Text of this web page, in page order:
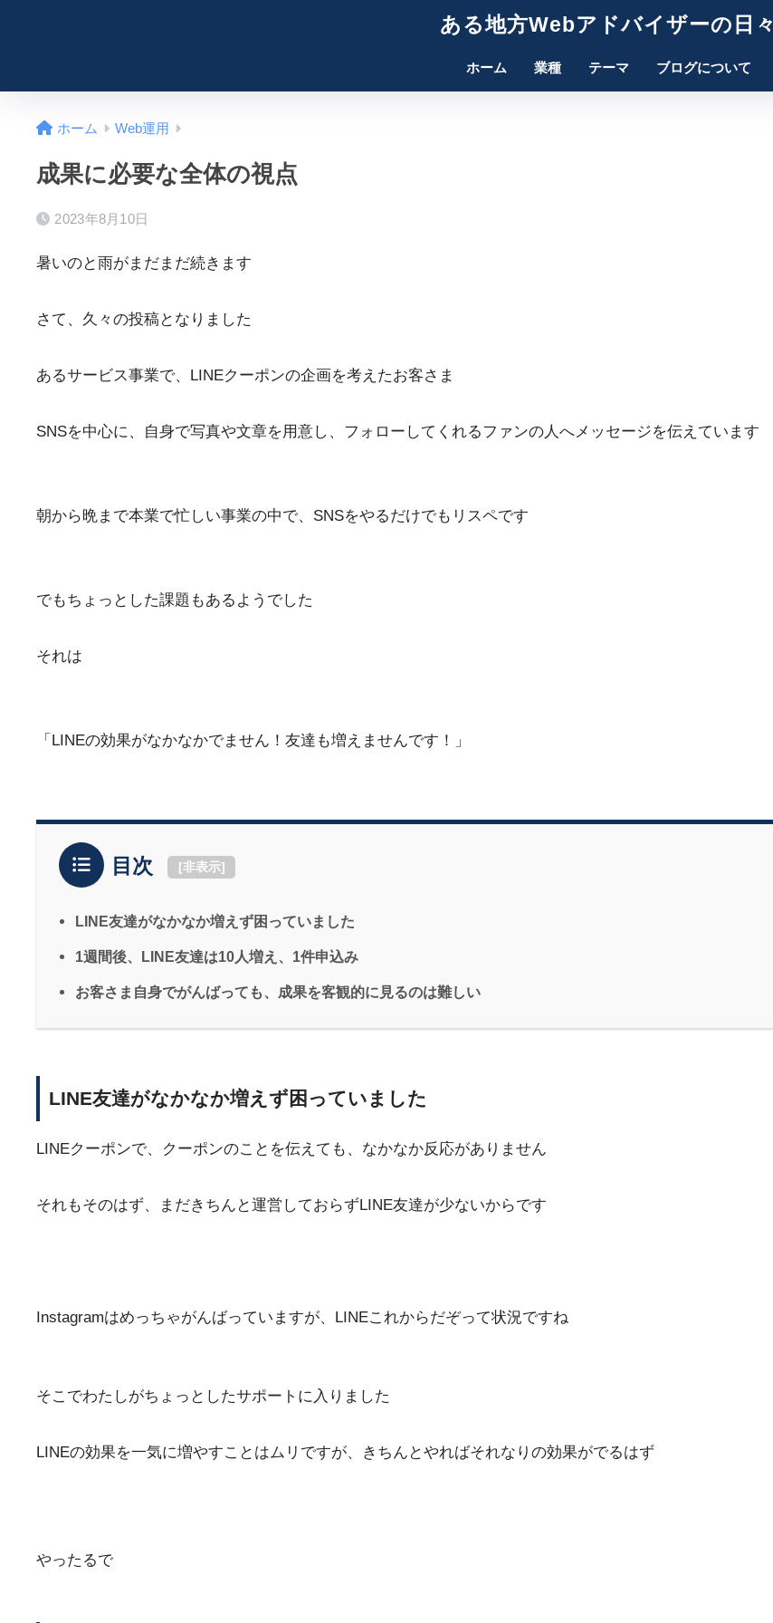
ある地方Webアドバイザーの日々
ホーム 業種 テーマ ブログについて
ホーム Web運用
成果に必要な全体の視点
2023年8月10日
暑いのと雨がまだまだ続きます
さて、久々の投稿となりました
あるサービス事業で、LINEクーポンの企画を考えたお客さま
SNSを中心に、自身で写真や文章を用意し、フォローしてくれるファンの人へメッセージを伝えています
朝から晩まで本業で忙しい事業の中で、SNSをやるだけでもリスペです
でもちょっとした課題もあるようでした
それは
「LINEの効果がなかなかでません！友達も増えませんです！」
目次 [非表示]
LINE友達がなかなか増えず困っていました
1週間後、LINE友達は10人増え、1件申込み
お客さま自身でがんばっても、成果を客観的に見るのは難しい
LINE友達がなかなか増えず困っていました
LINEクーポンで、クーポンのことを伝えても、なかなか反応がありません
それもそのはず、まだきちんと運営しておらずLINE友達が少ないからです
Instagramはめっちゃがんばっていますが、LINEこれからだぞって状況ですね
そこでわたしがちょっとしたサポートに入りました
LINEの効果を一気に増やすことはムリですが、きちんとやればそれなりの効果がでるはず
やったるで